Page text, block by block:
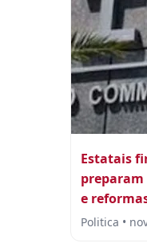
Estatais
e
Politica •